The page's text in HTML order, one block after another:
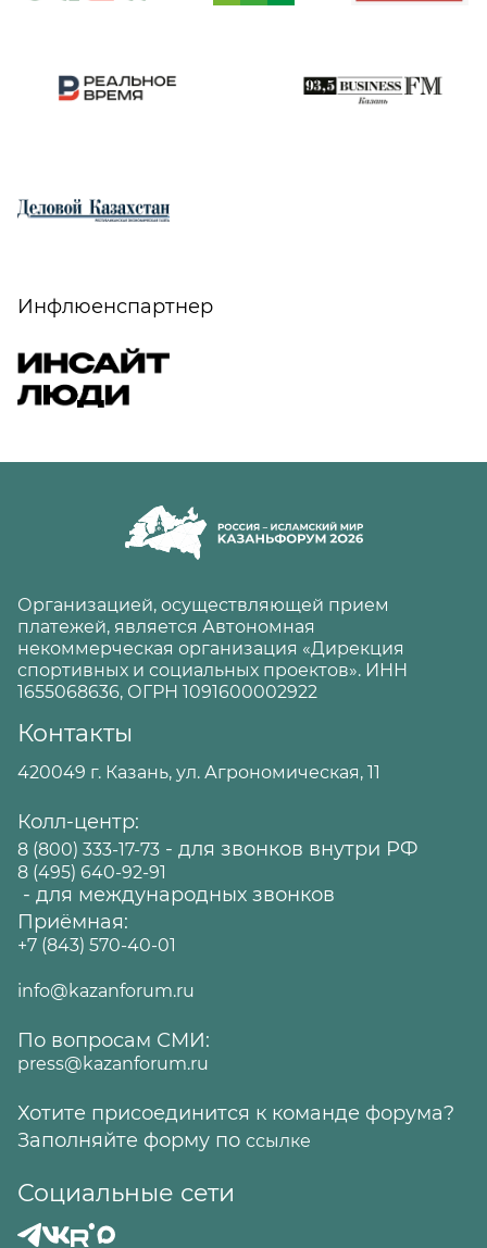
Инфлюенспартнер
Организацией, осуществляющей прием
платежей, является Автономная
некоммерческая организация «Дирекция
спортивных и социальных проектов». ИНН
1655068636, ОГРН 1091600002922
Контакты
420049 г. Казань, ул. Агрономическая, 11
Колл-центр:
8 (800) 333-17-73 - для звонков внутри РФ
8 (495) 640-92-91
- для международных звонков
Приёмная:
+7 (843) 570-40-01
info@kazanforum.ru
По вопросам СМИ:
press@kazanforum.ru
Хотите присоединится к команде форума?
Заполняйте форму по ссылке
Социальные сети